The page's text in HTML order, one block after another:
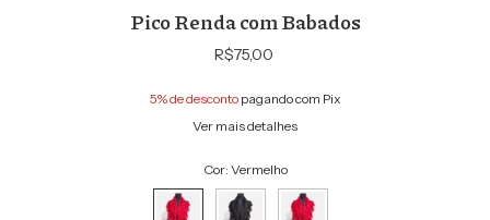
Pico Renda com Babados
R$75,00
5% de descontopagando com Pix
Ver mais detalhes
Cor: Vermelho